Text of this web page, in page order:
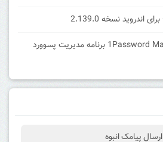
دانلود 1Password Manager Full v7.7 برنامه مدیریت پسوورد
ارسال پیامک انبوه